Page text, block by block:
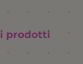
prodotti